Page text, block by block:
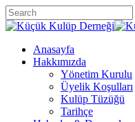
Skip
to
content
Close
Menu
Anasayfa
Hakkımızda
Yönetim Kurulu
Üyelik Koşulları
Kulüp Tüzüğü
Tarihçe